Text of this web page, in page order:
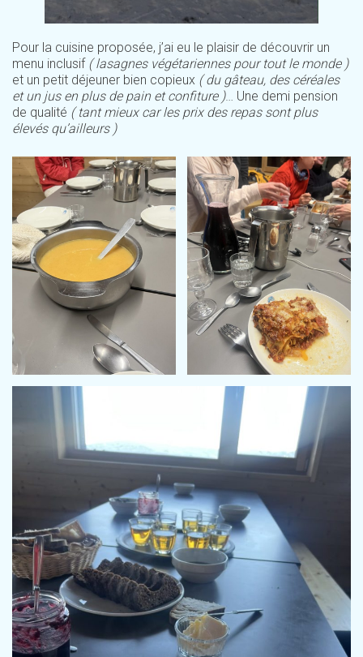
Pour la cuisine proposée, j’ai eu le plaisir de découvrir un
menu inclusif ( lasagnes végétariennes pour tout le monde )
et un petit déjeuner bien copieux ( du gâteau, des céréales
et un jus en plus de pain et confiture )… Une demi pension
de qualité ( tant mieux car les prix des repas sont plus
élevés qu’ailleurs )